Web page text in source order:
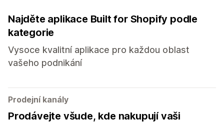
Najděte aplikace Built for Shopify podle
kategorie
Vysoce kvalitní aplikace pro každou oblast
vašeho podnikání
Prodejní kanály
Prodávejte všude, kde nakupují vaši